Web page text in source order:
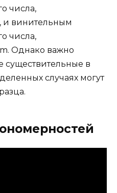
числа,
и винительным
числа,
Однако важно
существительные в
случаях могут